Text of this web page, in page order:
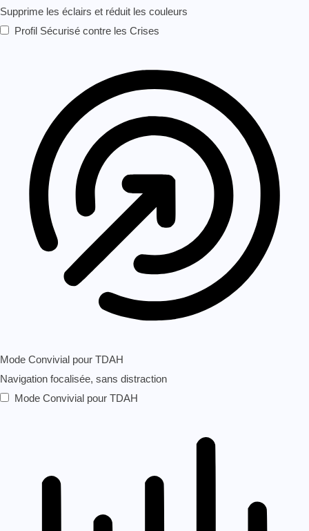
Supprime les éclairs et réduit les couleurs
Profil Sécurisé contre les Crises
Mode Convivial pour TDAH
Navigation focalisée, sans distraction
Mode Convivial pour TDAH